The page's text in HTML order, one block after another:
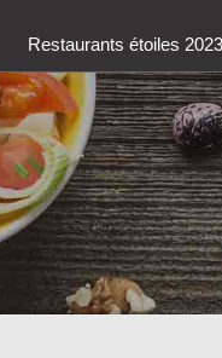
Restaurants étoiles 2023